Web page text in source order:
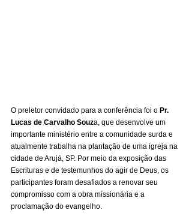
O preletor convidado para a conferência foi o Pr.
Lucas de Carvalho Souza, que desenvolve um
importante ministério entre a comunidade surda e
atualmente trabalha na plantação de uma igreja na
cidade de Arujá, SP. Por meio da exposição das
Escrituras e de testemunhos do agir de Deus, os
participantes foram desafiados a renovar seu
compromisso com a obra missionária e a
proclamação do evangelho.